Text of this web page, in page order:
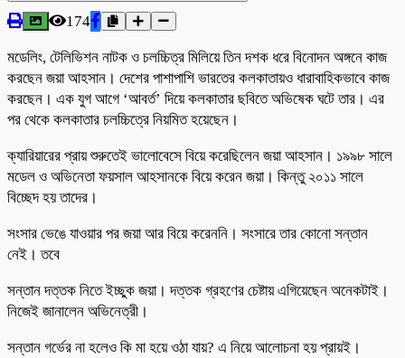
174
মডেলিং, টেলিভিশন নাটক ও চলচ্চিত্র মিলিয়ে তিন দশক ধরে বিনোদন অঙ্গনে কাজ
করছেন জয়া আহসান। দেশের পাশাপাশি ভারতের কলকাতায়ও ধারাবাহিকভাবে কাজ
করছেন। এক যুগ আগে ‘আবর্ত’ দিয়ে কলকাতার ছবিতে অভিষেক ঘটে তার। এর
পর থেকে কলকাতার চলচ্চিত্রে নিয়মিত হয়েছেন।
ক্যারিয়ারের প্রায় শুরুতেই ভালোবেসে বিয়ে করেছিলেন জয়া আহসান। ১৯৯৮ সালে
মডেল ও অভিনেতা ফয়সাল আহসানকে বিয়ে করেন জয়া। কিন্তু ২০১১ সালে
বিচ্ছেদ হয় তাদের।
সংসার ভেঙে যাওয়ার পর জয়া আর বিয়ে করেননি। সংসারে তার কোনো সন্তান
নেই। তবে
সন্তান দত্তক নিতে ইচ্ছুক জয়া। দত্তক গ্রহণের চেষ্টায় এগিয়েছেন অনেকটাই।
নিজেই জানালেন অভিনেত্রী।
সন্তান গর্ভের না হলেও কি মা হয়ে ওঠা যায়? এ নিয়ে আলোচনা হয় প্রায়ই।